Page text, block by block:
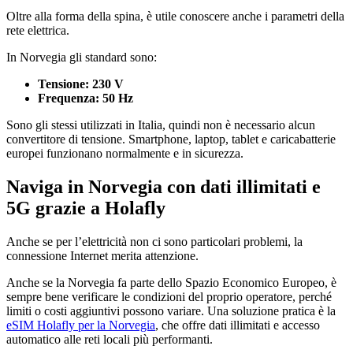
Oltre alla forma della spina, è utile conoscere anche i parametri della
rete elettrica.
In Norvegia gli standard sono:
Tensione: 230 V
Frequenza: 50 Hz
Sono gli stessi utilizzati in Italia, quindi non è necessario alcun
convertitore di tensione. Smartphone, laptop, tablet e caricabatterie
europei funzionano normalmente e in sicurezza.
Naviga in Norvegia con dati illimitati e
5G grazie a Holafly
Anche se per l’elettricità non ci sono particolari problemi, la
connessione Internet merita attenzione.
Anche se la Norvegia fa parte dello Spazio Economico Europeo, è
sempre bene verificare le condizioni del proprio operatore, perché
limiti o costi aggiuntivi possono variare. Una soluzione pratica è la
eSIM Holafly per la Norvegia, che offre dati illimitati e accesso
automatico alle reti locali più performanti.